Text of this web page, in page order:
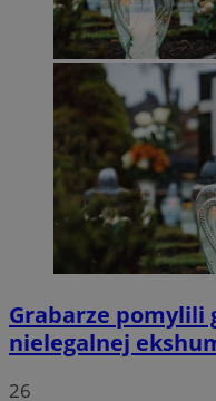
Grabarze pomylili
nielegalnej
26